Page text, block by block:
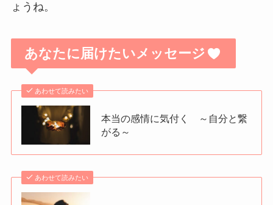
ょうね。
あなたに届けたいメッセージ
あわせて読みたい
本当の感情に気付く ～自分と繋
がる～
あわせて読みたい